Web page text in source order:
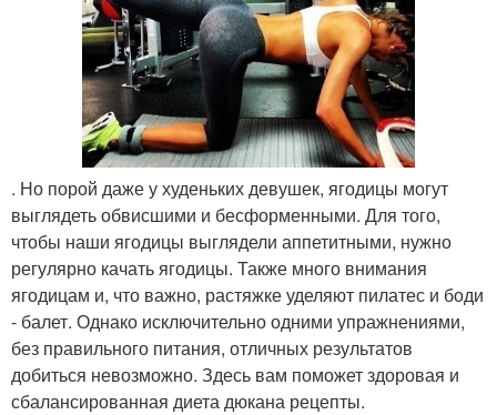
. Но порой даже у худеньких девушек, ягодицы могут
выглядеть обвисшими и бесформенными. Для того,
чтобы наши ягодицы выглядели аппетитными, нужно
регулярно качать ягодицы. Также много внимания
ягодицам и, что важно, растяжке уделяют пилатес и боди
- балет. Однако исключительно одними упражнениями,
без правильного питания, отличных результатов
добиться невозможно. Здесь вам поможет здоровая и
сбалансированная диета дюкана рецепты.